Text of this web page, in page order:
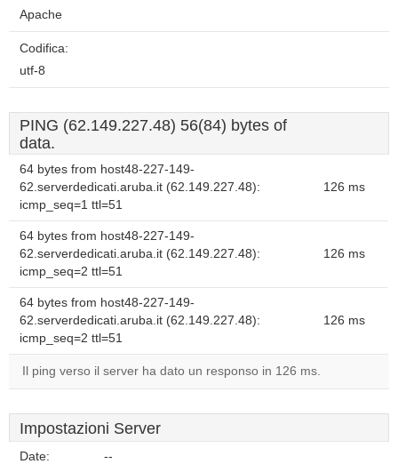
Apache
Codifica:
utf-8
PING (62.149.227.48) 56(84) bytes of
data.
64 bytes from host48-227-149-
62.serverdedicati.aruba.it (62.149.227.48):
icmp_seq=1 ttl=51
126 ms
64 bytes from host48-227-149-
62.serverdedicati.aruba.it (62.149.227.48):
icmp_seq=2 ttl=51
126 ms
64 bytes from host48-227-149-
62.serverdedicati.aruba.it (62.149.227.48):
icmp_seq=2 ttl=51
126 ms
Il ping verso il server ha dato un responso in 126 ms.
Impostazioni Server
Date: --